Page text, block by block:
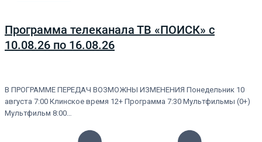
Программа телеканала ТВ «ПОИСК» с
10.08.26 по 16.08.26
В ПРОГРАММЕ ПЕРЕДАЧ ВОЗМОЖНЫ ИЗМЕНЕНИЯ Понедельник 10
августа 7:00 Клинское время 12+ Программа 7:30 Мультфильмы (0+)
Мультфильм 8:00…